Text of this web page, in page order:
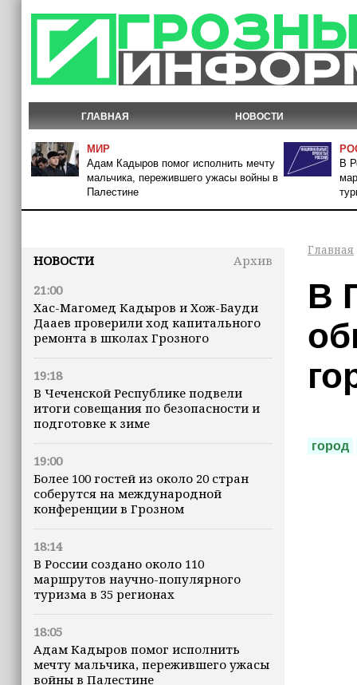
ГЛАВНАЯ НОВОСТИ
МИР
Адам Кадыров помог исполнить мечту
мальчика, пережившего ужасы войны в
Палестине
В
НОВОСТИ
Архив
21:00
Хас-Магомед Кадыров и Хож-Бауди
Дааев проверили ход капитального
ремонта в школах Грозного
19:18
В Чеченской Республике подвели
итоги совещания по безопасности и
подготовке к зиме
19:00
Более 100 гостей из около 20 стран
соберутся на международной
конференции в Грозном
18:14
В России создано около 110
маршрутов научно-популярного
туризма в 35 регионах
18:05
Адам Кадыров помог исполнить
мечту мальчика, пережившего ужасы
войны в Палестине
Главная
В
город